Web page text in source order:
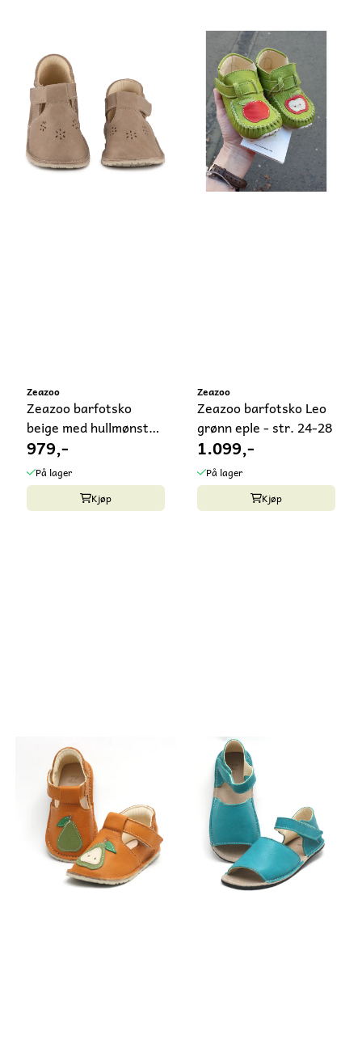
Zeazoo
Zeazoo barfotsko
beige med hullmønster
Corela - ...
979,-
På lager
Kjøp
Zeazoo
Zeazoo barfotsko Leo
grønn eple - str. 24-28
1.099,-
På lager
Kjøp